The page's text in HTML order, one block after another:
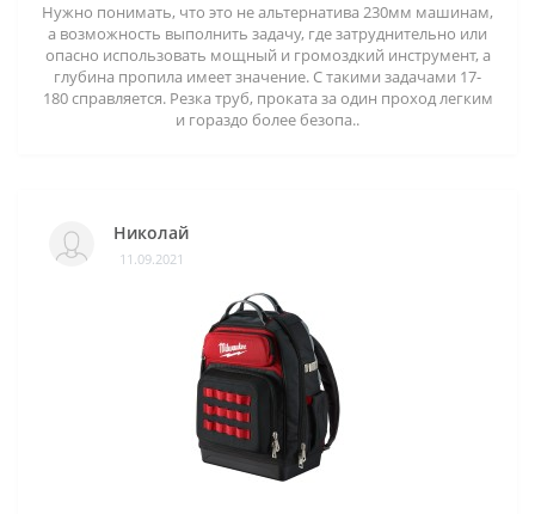
Нужно понимать, что это не альтернатива 230мм машинам,
а возможность выполнить задачу, где затруднительно или
опасно использовать мощный и громоздкий инструмент, а
глубина пропила имеет значение. С такими задачами 17-
180 справляется. Резка труб, проката за один проход легким
и гораздо более безопа..
Николай
11.09.2021